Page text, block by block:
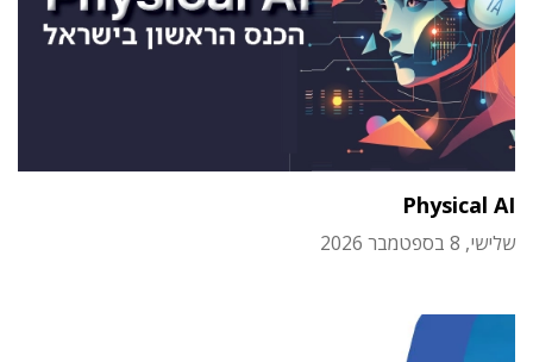
Physical AI
שלישי, 8 בספטמבר 2026